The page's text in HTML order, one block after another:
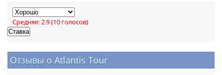
Средняя:2.9(10 голосов)
Отзывы о Atlantis Tour